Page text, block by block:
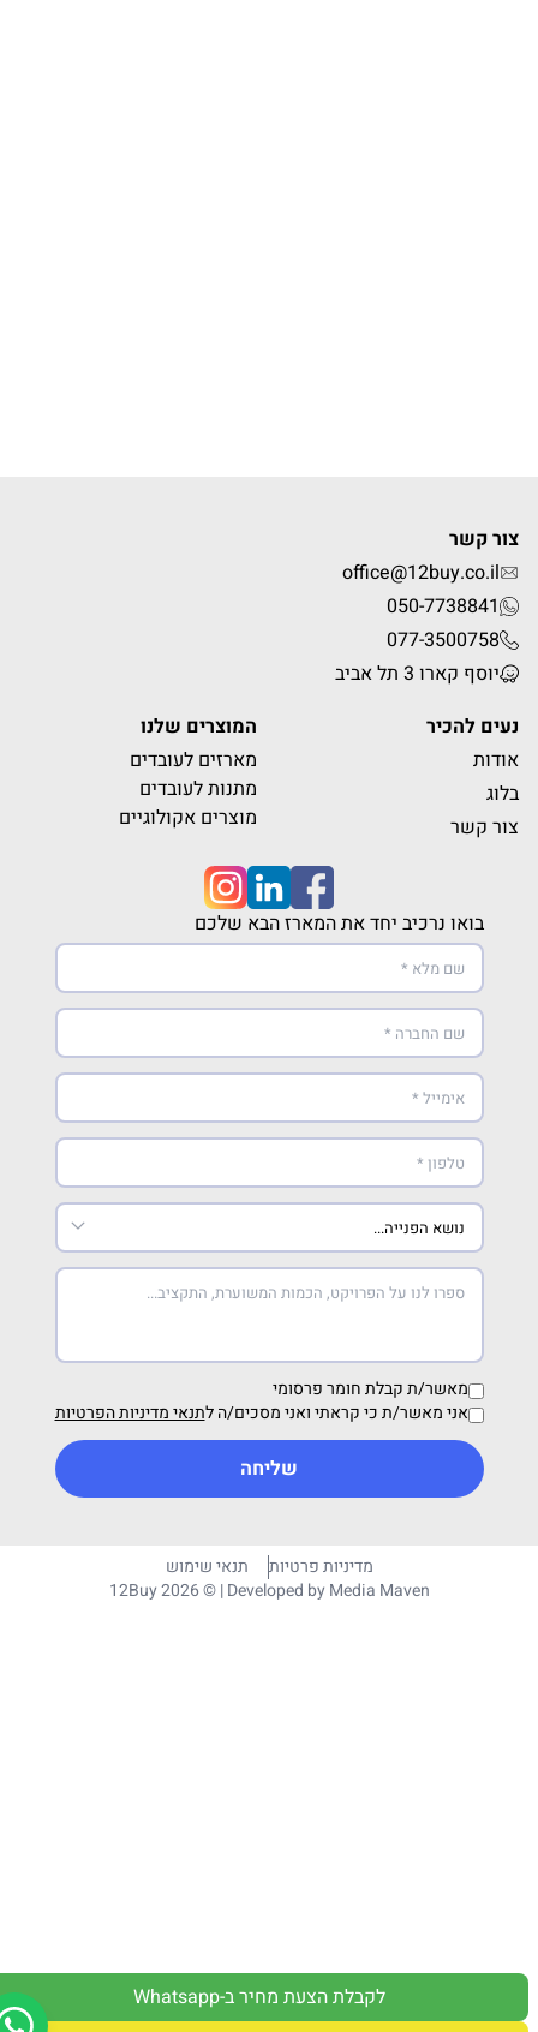
לקבלת הצעת מחיר ב-Whatsapp
צור קשר
office@12buy.co.il
050-7738841
077-3500758
יוסף קארו 3 תל אביב
נעים להכיר
אודות
בלוג
צור קשר
המוצרים שלנו
מארזים לעובדים
מתנות לעובדים
מוצרים אקולוגיים
בואו נרכיב יחד את המארז הבא שלכם
מאשר/ת קבלת חומר פרסומי
אני מאשר/ת כי קראתי ואני מסכים/ה לתנאי מדיניות הפרטיות
שליחה
מדיניות פרטיות
תנאי שימוש
12Buy 2026 © | Developed byMedia Maven